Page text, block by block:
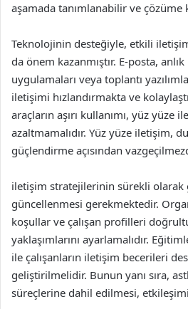
aşamada tanımlanabilir ve çözüme
Teknolojinin desteğiyle, etkili iletişim
da önem kazanmıştır. E-posta,
uygulamaları veya toplantı
iletişimi hızlandırmakta ve
araçların aşırı kullanımı, yüz yüze
azaltmamalıdır. Yüz yüze iletişim,
güçlendirme açısından
iletişim stratejilerinin sürekli olarak
güncellenmesi gerekmektedir.
koşullar ve çalışan profilleri
yaklaşımlarını ayarlamalıdır.
ile çalışanların iletişim becerileri
geliştirilmelidir. Bunun yanı sıra,
süreçlerine dahil edilmesi,